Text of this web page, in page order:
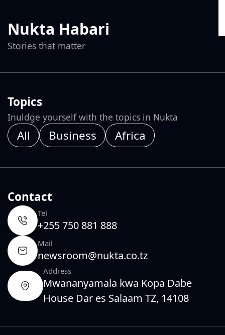
Nukta Habari
Stories that matter
Topics
Inuldge yourself with the topics in Nukta
All Business Africa
Contact
Tel
+255 750 881 888
Mail
newsroom@nukta.co.tz
Address
Mwananyamala kwa Kopa Dabe
House Dar es Salaam TZ, 14108